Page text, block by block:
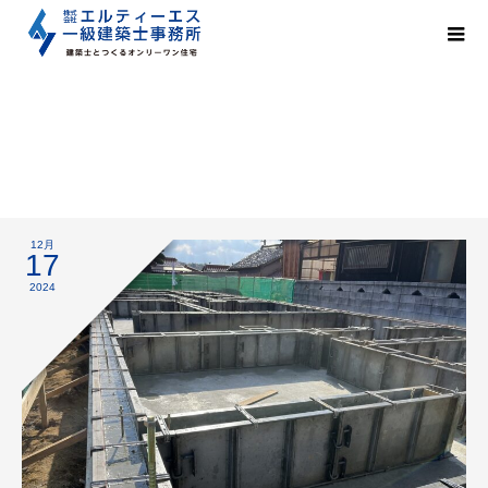
基礎工事
12月
17
2024